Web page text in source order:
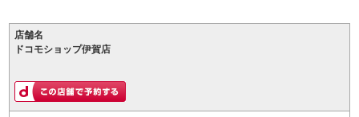
店舗名
ドコモショップ伊賀店